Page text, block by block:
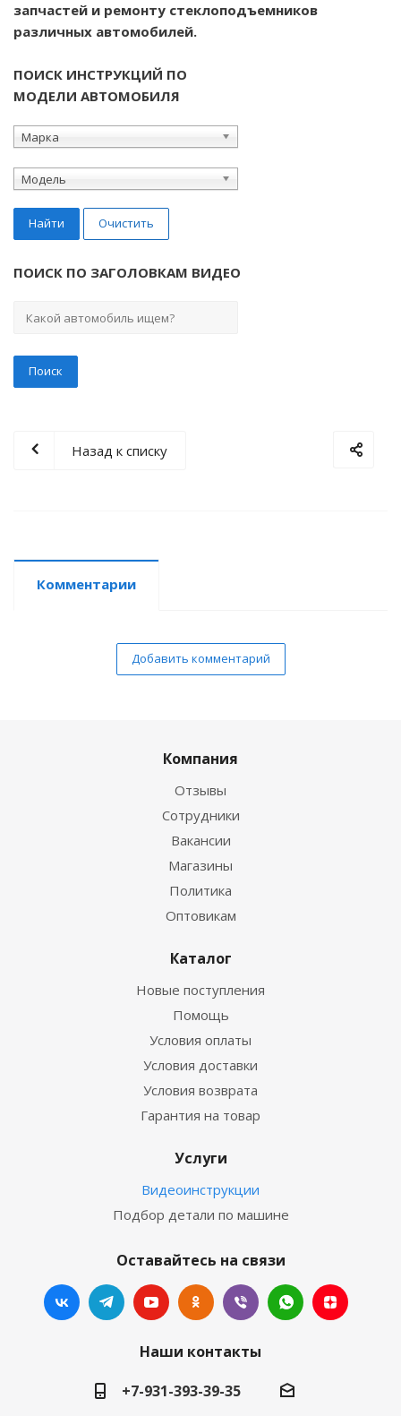
запчастей и ремонту стеклоподъемников
различных автомобилей.
ПОИСК ИНСТРУКЦИЙ ПО
МОДЕЛИ АВТОМОБИЛЯ
Марка
Модель
Найти Очистить
ПОИСК ПО ЗАГОЛОВКАМ ВИДЕО
Назад к списку
Комментарии
Добавить комментарий
Компания
Отзывы
Сотрудники
Вакансии
Магазины
Политика
Оптовикам
Каталог
Новые поступления
Помощь
Условия оплаты
Условия доставки
Условия возврата
Гарантия на товар
Услуги
Видеоинструкции
Подбор детали по машине
Оставайтесь на связи
Наши контакты
+7-931-393-39-35